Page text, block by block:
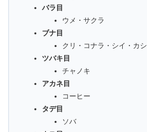
バラ目
ウメ・サクラ
ブナ目
クリ・コナラ・シイ・カシ
ツバキ目
チャノキ
アカネ目
コーヒー
タデ目
ソバ